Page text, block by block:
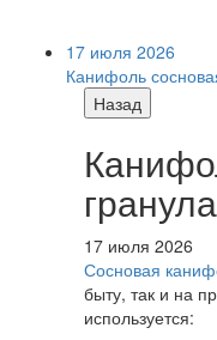
17 июля 2026
Канифоль
Назад
17 июля 2026
Сосновая
быту, так и на
используется: